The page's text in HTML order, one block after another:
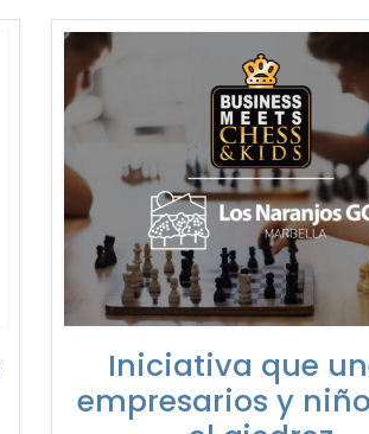
Iniciativa que
empresarios y